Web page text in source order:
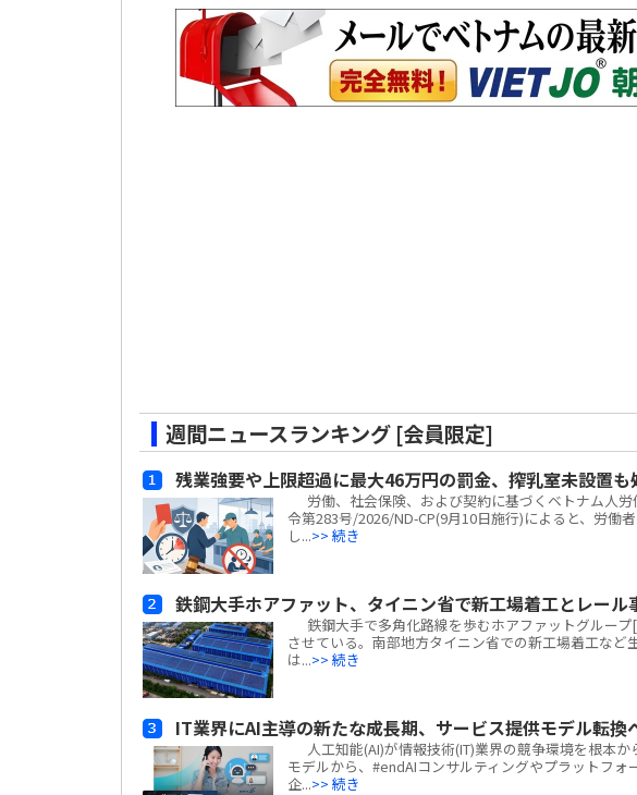
週間ニュースランキング [会員限定]
残業強要や上限超過に最大46万円の罰金、搾乳室未設置も
労働、社会保険、および契約に基づくベトナム人
令第283号/2026/ND-CP(9月10日施行)によると、労働
し...>> 続き
鉄鋼大手ホアファット、タイニン省で新工場着工とレール
鉄鋼大手で多角化路線を歩むホアファットグルー
させている。南部地方タイニン省での新工場着工な
は...>> 続き
IT業界にAI主導の新たな成長期、サービス提供モデル転換
人工知能(AI)が情報技術(IT)業界の競争環境を根本
モデルから、#endAIコンサルティングやプラットフ
企...>> 続き